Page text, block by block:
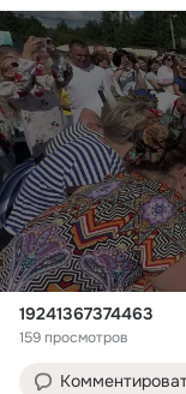
19241367374463
159 просмотров